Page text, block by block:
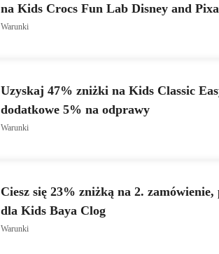
na Kids Crocs Fun Lab Disney and
Clog
Warunki
Uzyskaj 47% zniżki na Kids Classic
dodatkowe 5% na odprawy
Warunki
Ciesz się 23% zniżką na 2.
dla Kids Baya Clog
Warunki